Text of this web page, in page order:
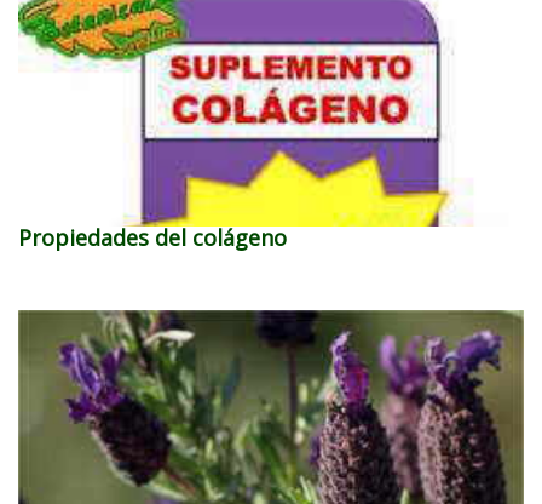
Propiedades del colágeno